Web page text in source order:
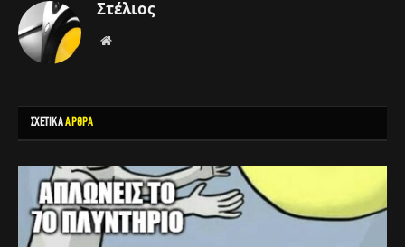
Στέλιος
Website
ΣΧΕΤΙΚΑΑΡΘΡΑ